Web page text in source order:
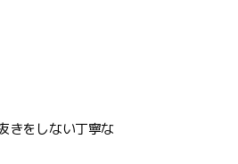
きをしない丁寧な